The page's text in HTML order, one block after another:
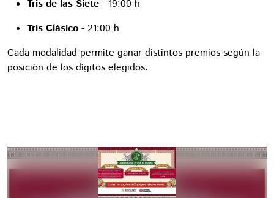
Tris de las Siete - 19:00 h
Tris Clásico - 21:00 h
Cada modalidad permite ganar distintos premios según la
posición de los dígitos elegidos.